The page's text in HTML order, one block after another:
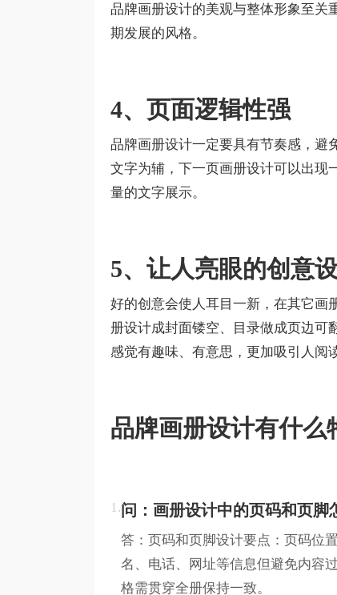
品牌画册设计的美观与整体形象至关
期发展的风格。
4、页面逻辑性强
品牌画册设计一定要具有节奏感，避
文字为辅，下一页画册设计可以出现
量的文字展示。
5、让人亮眼的创意
好的创意会使人耳目一新，在其它画
册设计成封面镂空、目录做成页边可
感觉有趣味、有意思，更加吸引人阅读
品牌画册设计有什么
1.问：画册设计中的页码和页脚
答：页码和页脚设计要点：页码位
名、电话、网址等信息但避免内容
格需贯穿全册保持一致。